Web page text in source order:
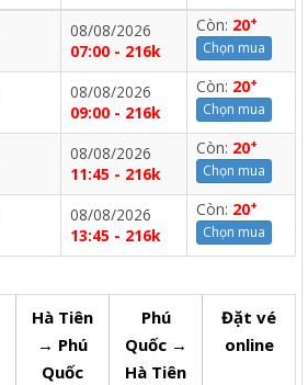
08/08/2026
07:00 - 216k
Còn: 20+
Chọn mua
08/08/2026
09:00 - 216k
Còn: 20+
Chọn mua
08/08/2026
11:45 - 216k
Còn: 20+
Chọn mua
08/08/2026
13:45 - 216k
Còn: 20+
Chọn mua
Hà Tiên
→ Phú
Quốc
Phú
Quốc →
Hà Tiên
Đặt vé
online